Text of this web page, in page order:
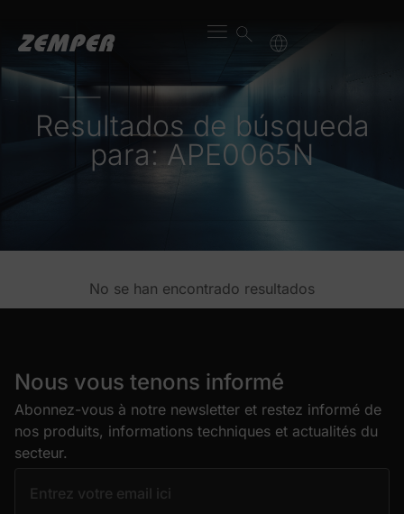
Resultados de búsqueda
para: APE0065N
No se han encontrado resultados
Nous vous tenons informé
Abonnez-vous à notre newsletter et restez informé de
nos produits, informations techniques et actualités du
secteur.